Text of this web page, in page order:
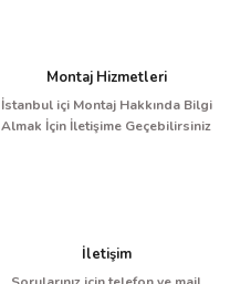
Montaj Hizmetleri
İstanbul içi Montaj Hakkında Bilgi
Almak İçin İletişime Geçebilirsiniz
İletişim